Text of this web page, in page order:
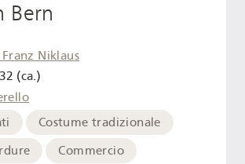
Bern
Niklaus
(ca.)
Costume tradizionale
Commercio